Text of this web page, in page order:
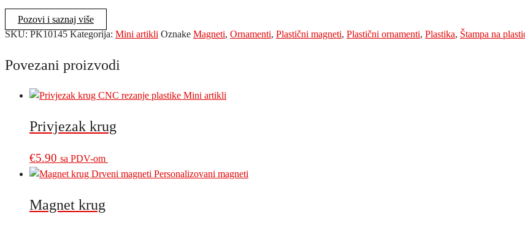
Pozovi i saznaj više
SKU: PK10145 Kategorija: Mini artikli Oznake Magneti, Ornamenti, Plastični magneti, Plastični ornamenti, Plastika, Štampa na
Povezani proizvodi
Privjezak krug
€5.90 sa PDV-om
Magnet krug